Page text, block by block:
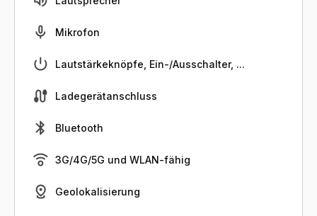
Mikrofon
Lautstärkeknöpfe, Ein-/Ausschalter, ...
Ladegerätanschluss
Bluetooth
3G/4G/5G und WLAN-fähig
Geolokalisierung